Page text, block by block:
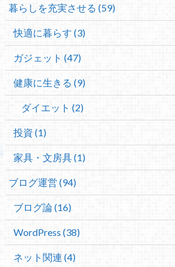
暮らしを充実させる (59)
快適に暮らす (3)
ガジェット (47)
健康に生きる (9)
ダイエット (2)
投資 (1)
家具・文房具 (1)
ブログ運営 (94)
ブログ論 (16)
WordPress (38)
ネット関連 (4)